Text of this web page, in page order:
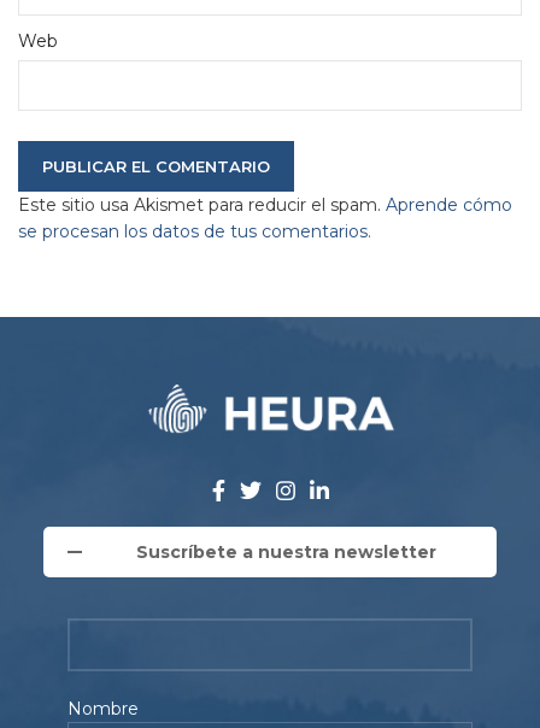
Web
Este sitio usa Akismet para reducir el spam. Aprende cómo
se procesan los datos de tus comentarios.
Suscríbete a nuestra newsletter
Nombre